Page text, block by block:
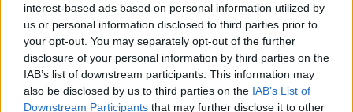
interest-based ads based on personal information utilized by
us or personal information disclosed to third parties prior to
your opt-out. You may separately opt-out of the further
disclosure of your personal information by third parties on the
IAB’s list of downstream participants. This information may
also be disclosed by us to third parties on the IAB’s List of
Downstream Participants that may further disclose it to other